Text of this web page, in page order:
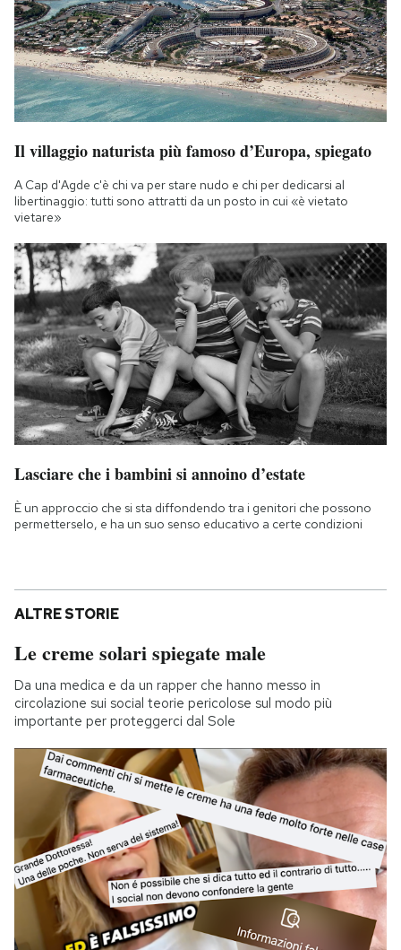
Il villaggio naturista più famoso d’Europa, spiegato
A Cap d'Agde c'è chi va per stare nudo e chi per dedicarsi al
libertinaggio: tutti sono attratti da un posto in cui «è vietato
vietare»
Lasciare che i bambini si annoino d’estate
È un approccio che si sta diffondendo tra i genitori che possono
permetterselo, e ha un suo senso educativo a certe condizioni
ALTRE STORIE
Le creme solari spiegate male
Da una medica e da un rapper che hanno messo in
circolazione sui social teorie pericolose sul modo più
importante per proteggerci dal Sole